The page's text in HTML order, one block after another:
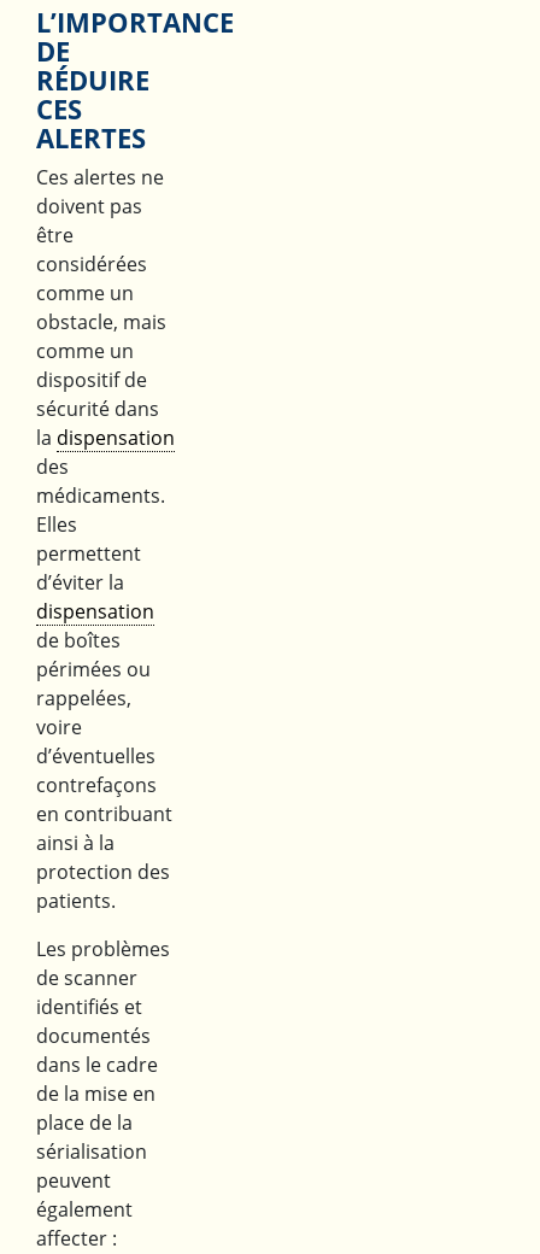
L’IMPORTANCE
DE
RÉDUIRE
CES
ALERTES
Ces alertes ne
doivent pas
être
considérées
comme un
obstacle, mais
comme un
dispositif de
sécurité dans
la dispensation
des
médicaments.
Elles
permettent
d’éviter la
dispensation
de boîtes
périmées ou
rappelées,
voire
d’éventuelles
contrefaçons
en contribuant
ainsi à la
protection des
patients.
Les problèmes
de scanner
identifiés et
documentés
dans le cadre
de la mise en
place de la
sérialisation
peuvent
également
affecter :